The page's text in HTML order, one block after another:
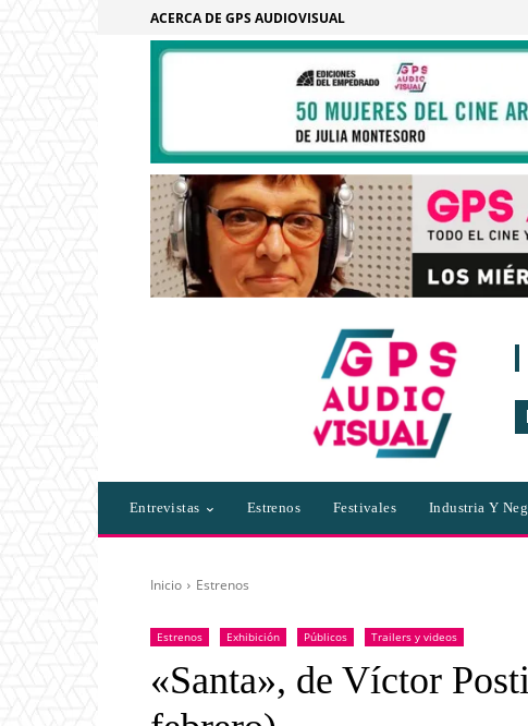
ACERCA DE GPS AUDIOVISUAL
Entrevistas Estrenos Festivales Industria Y
Inicio Estrenos
Estrenos Exhibición Públicos Trailers y videos
«Santa», de Víctor